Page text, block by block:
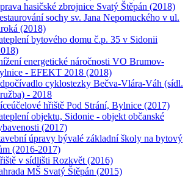
hasičské zbrojnice Svatý Štěpán (2018)
sochy sv. Jana Nepomuckého v ul.
(2018)
bytového domu č.p. 35 v Sidonii
energetické náročnosti VO Brumov-
- EFEKT 2018 (2018)
cyklostezky Bečva-Vlára-Váh (sídl.
- 2018
hřiště Pod Strání, Bylnice (2017)
objektu, Sidonie - objekt občanské
(2017)
úpravy bývalé základní školy na bytový
(2016-2017)
v sídlišti Rozkvět (2016)
MŠ Svatý Štěpán (2015)